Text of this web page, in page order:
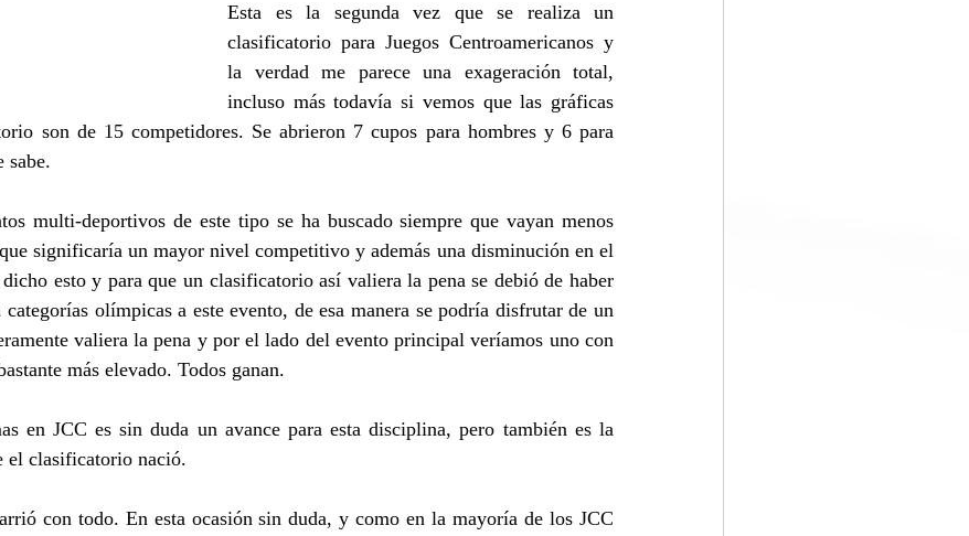
Esta es la segunda vez que se realiza un
clasificatorio para Juegos Centroamericanos y
la verdad me parece una exageración total,
incluso más todavía si vemos que las gráficas
son de 15 competidores. Se abrieron 7 cupos para hombres y 6 para
sabe.
multi-deportivos de este tipo se ha buscado siempre que vayan menos
significaría un mayor nivel competitivo y además una disminución en el
esto y para que un clasificatorio así valiera la pena se debió de haber
olímpicas a este evento, de esa manera se podría disfrutar de un
valiera la pena y por el lado del evento principal veríamos uno con
más elevado. Todos ganan.
en JCC es sin duda un avance para esta disciplina, pero también es la
el clasificatorio nació.
con todo. En esta ocasión sin duda, y como en la mayoría de los JCC